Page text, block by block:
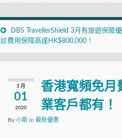
DBS TravellerShield 3月有旅遊保險
診費用保障高達HK$800,000！
3 月
01
2020
香港寬頻免月
業客戶都有！
By 小斯 in 最新優惠